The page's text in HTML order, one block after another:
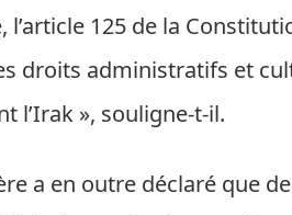
l’article 125 de la
droits administratifs et
l’Irak », souligne-t-il.
a en outre déclaré que